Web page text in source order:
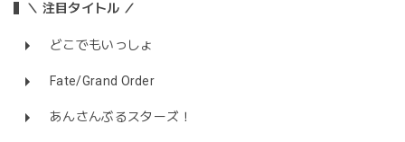
＼ 注目タイトル ／
どこでもいっしょ
Fate/Grand Order
あんさんぶるスターズ！